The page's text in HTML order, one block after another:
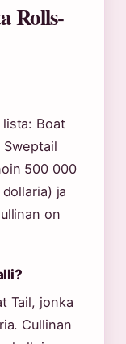
Rolls-
lista: Boat
Sweptail
500 000
ja
on
Tail, jonka
Cullinan